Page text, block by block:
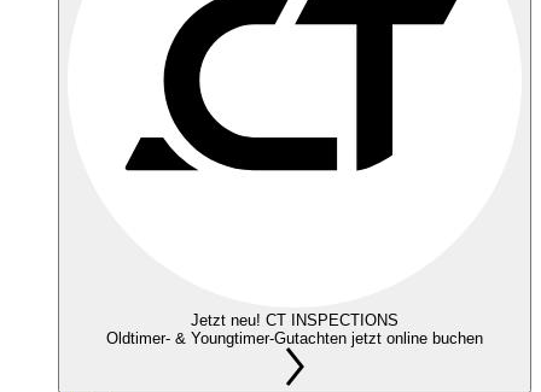
Jetzt neu! CT INSPECTIONS
Oldtimer- & Youngtimer-Gutachten jetzt online buchen